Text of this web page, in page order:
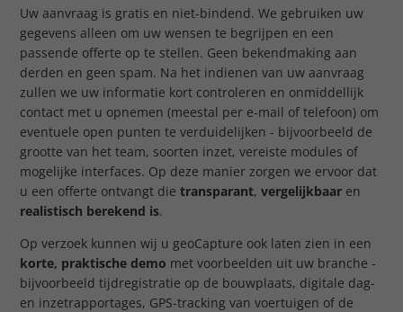
Uw aanvraag is gratis en niet-bindend. We gebruiken uw
gegevens alleen om uw wensen te begrijpen en een
passende offerte op te stellen. Geen bekendmaking aan
derden en geen spam. Na het indienen van uw aanvraag
zullen we uw informatie kort controleren en onmiddellijk
contact met u opnemen (meestal per e-mail of telefoon) om
eventuele open punten te verduidelijken - bijvoorbeeld de
grootte van het team, soorten inzet, vereiste modules of
mogelijke interfaces. Op deze manier zorgen we ervoor dat
u een offerte ontvangt die transparant, vergelijkbaaren
realistisch berekend is.
Op verzoek kunnen wij u geoCapture ook laten zien in een
korte, praktische demo met voorbeelden uit uw branche -
bijvoorbeeld tijdregistratie op de bouwplaats, digitale dag-
en inzetrapportages, GPS-tracking van voertuigen of de